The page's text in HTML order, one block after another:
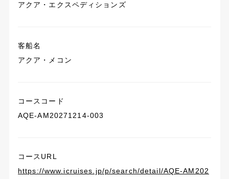
アクア・エクスペディションズ
客船名
アクア・メコン
コースコード
AQE-AM20271214-003
コースURL
https://www.icruises.jp/p/search/detail/AQE-AM202